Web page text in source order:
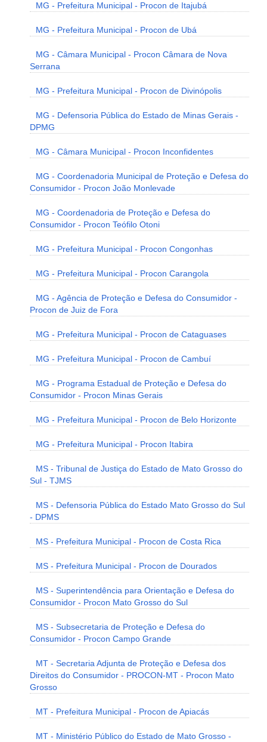
MG - Prefeitura Municipal - Procon de Itajubá
MG - Prefeitura Municipal - Procon de Ubá
MG - Câmara Municipal - Procon Câmara de Nova
Serrana
MG - Prefeitura Municipal - Procon de Divinópolis
MG - Defensoria Pública do Estado de Minas Gerais -
DPMG
MG - Câmara Municipal - Procon Inconfidentes
MG - Coordenadoria Municipal de Proteção e Defesa do
Consumidor - Procon João Monlevade
MG - Coordenadoria de Proteção e Defesa do
Consumidor - Procon Teófilo Otoni
MG - Prefeitura Municipal - Procon Congonhas
MG - Prefeitura Municipal - Procon Carangola
MG - Agência de Proteção e Defesa do Consumidor -
Procon de Juiz de Fora
MG - Prefeitura Municipal - Procon de Cataguases
MG - Prefeitura Municipal - Procon de Cambuí
MG - Programa Estadual de Proteção e Defesa do
Consumidor - Procon Minas Gerais
MG - Prefeitura Municipal - Procon de Belo Horizonte
MG - Prefeitura Municipal - Procon Itabira
MS - Tribunal de Justiça do Estado de Mato Grosso do
Sul - TJMS
MS - Defensoria Pública do Estado Mato Grosso do Sul
- DPMS
MS - Prefeitura Municipal - Procon de Costa Rica
MS - Prefeitura Municipal - Procon de Dourados
MS - Superintendência para Orientação e Defesa do
Consumidor - Procon Mato Grosso do Sul
MS - Subsecretaria de Proteção e Defesa do
Consumidor - Procon Campo Grande
MT - Secretaria Adjunta de Proteção e Defesa dos
Direitos do Consumidor - PROCON-MT - Procon Mato
Grosso
MT - Prefeitura Municipal - Procon de Apiacás
MT - Ministério Público do Estado de Mato Grosso -